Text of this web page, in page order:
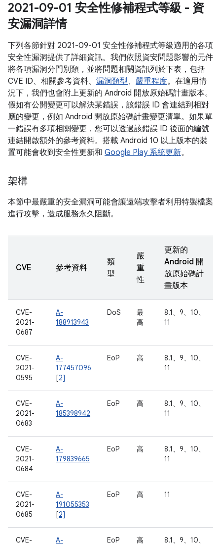
2021-09-01 安全性修補程式等級 - 資
安漏洞詳情
下列各節針對 2021-09-01 安全性修補程式等級適用的各項
安全性漏洞提供了詳細資訊。我們依照資安問題影響的元件
將各項漏洞分門別類，並將問題相關資訊列於下表，包括
CVE ID、相關參考資料、 漏洞類型、 嚴重程度。在適用情
況下，我們也會附上更新的 Android 開放原始碼計畫版本。
假如有公開變更可以解決某錯誤，該錯誤 ID 會連結到相對
應的變更，例如 Android 開放原始碼計畫變更清單。如果單
一錯誤有多項相關變更，您可以透過該錯誤 ID 後面的編號
連結開啟額外的參考資料。搭載 Android 10 以上版本的裝
置可能會收到安全性更新和 Google Play 系統更新。
架構
本節中最嚴重的安全漏洞可能會讓遠端攻擊者利用特製檔案
進行攻擊，造成服務永久阻斷。
CVE 參考資料
類
型
嚴
重
性
更新的
Android 開
放原始碼計
畫版本
CVE-
2021-
0687
A-
188913943
DoS
最
高
8.1、9、10、
11
CVE-
2021-
0595
A-
177457096
[2]
EoP 高
8.1、9、10、
11
CVE-
2021-
0683
A-
185398942
EoP 高
8.1、9、10、
11
CVE-
2021-
0684
A-
179839665
EoP 高
8.1、9、10、
11
CVE-
2021-
0685
A-
191055353
[2]
EoP 高 11
CVE- A- EoP 高 8.1、9、10、